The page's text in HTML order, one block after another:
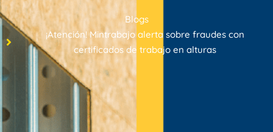
Blogs
¡Atención! Mintrabajo alerta sobre fraudes con
certificados de trabajo en alturas